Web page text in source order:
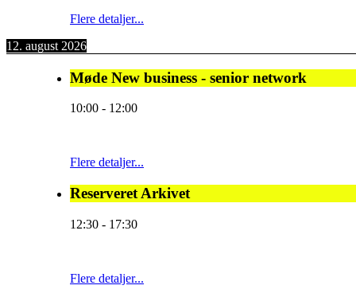
Flere detaljer...
12. august 2026
Møde New business - senior network
10:00 - 12:00
Flere detaljer...
Reserveret Arkivet
12:30 - 17:30
Flere detaljer...